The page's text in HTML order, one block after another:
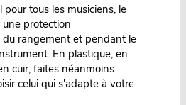
pour tous les musiciens, le
protection
rangement et pendant le
En plastique, en
cuir, faites néanmoins
celui qui s'adapte à votre